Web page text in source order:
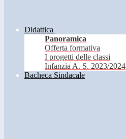
Didattica
Panoramica
Offerta formativa
I progetti delle classi
Infanzia A. S. 2023/2024
Bacheca Sindacale